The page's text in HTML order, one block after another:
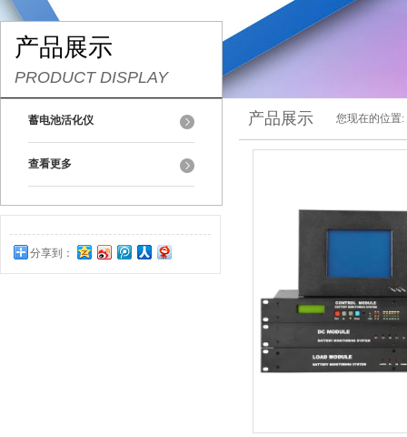
产品展示
PRODUCT DISPLAY
蓄电池活化仪
查看更多
分享到：
0
产品展示 您现在的位置: